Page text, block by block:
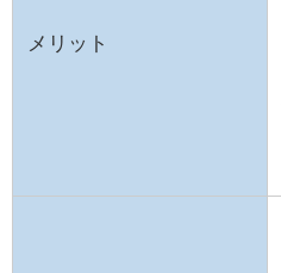
メリット